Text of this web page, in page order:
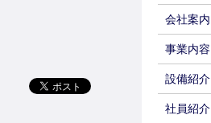
会社案内
事業内容
設備紹介
社員紹介